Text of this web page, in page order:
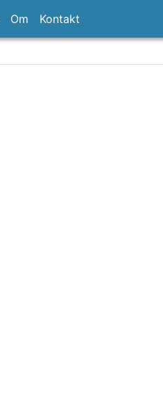
Om Kontakt